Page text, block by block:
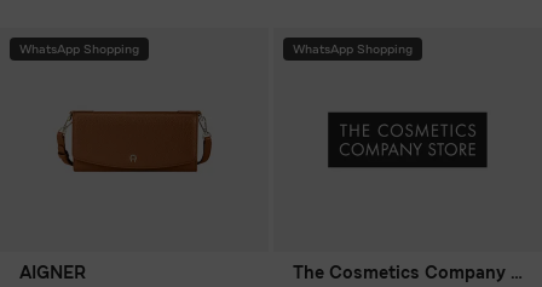
WhatsApp Shopping
AIGNER
WhatsApp Shopping
The Cosmetics Company Store